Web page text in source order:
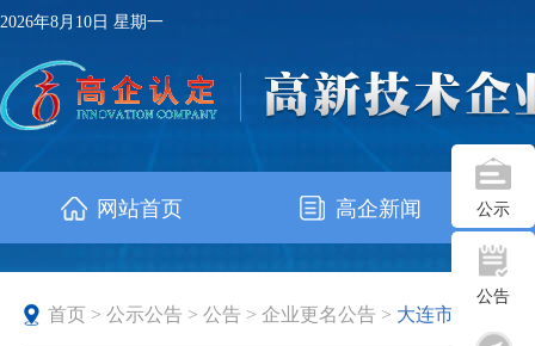
2026年8月10日 星期一
网站首页 高企新闻 公示
公告
首页 > 公示公告 > 公告 > 企业更名公告 > 大连市